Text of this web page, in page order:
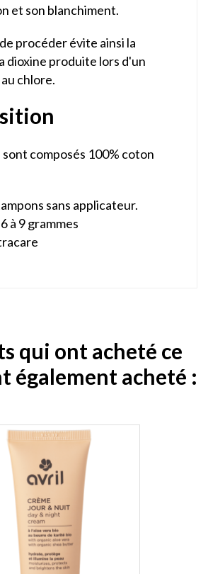
et son blanchiment.
procéder évite ainsi la
dioxine produite lors d'un
chlore.
sont composés 100% coton
sans applicateur.
à 9 grammes
qui ont acheté ce
également acheté :